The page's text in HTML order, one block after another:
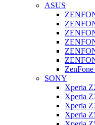
ASUS
SONY
Xperia
Xperia
Xperia
Xperia